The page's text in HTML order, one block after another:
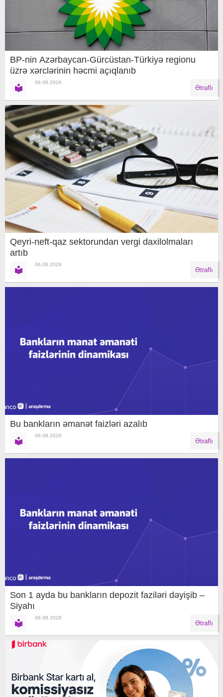
BP-nin Azərbaycan-Gürcüstan-Türkiyə regionu
üzrə xərclərinin həcmi açıqlanıb
06.08.2026
Ətraflı
Qeyri-neft-qaz sektorundan vergi daxilolmaları
artıb
06.08.2026
Ətraflı
Bu bankların əmanət faizləri azalıb
06.08.2026
Ətraflı
Son 1 ayda bu bankların depozit faziləri dəyişib –
Siyahı
06.08.2026
Ətraflı